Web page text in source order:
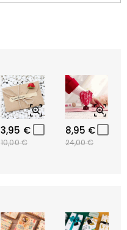
3,95 €
10,00 €
8,95 €
24,00 €